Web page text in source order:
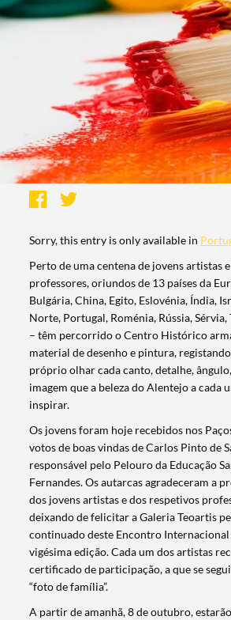
Sorry, this entry is only available in
Perto de uma centena de jovens artistas
professores, oriundos de 13 países da
Bulgária, China, Egito, Eslovénia, Índia,
Norte, Portugal, Roménia, Rússia,
– têm percorrido o Centro Histórico
material de desenho e pintura,
próprio olhar cada canto, detalhe,
imagem que a beleza do Alentejo a cada
inspirar.
Os jovens foram hoje recebidos nos
votos de boas vindas de Carlos Pinto de
responsável pelo Pelouro da Educação
Fernandes. Os autarcas agradeceram a
dos jovens artistas e dos respetivos
deixando de felicitar a Galeria Teoartis
continuado deste Encontro Internacional
vigésima edição. Cada um dos artistas
certificado de participação, a que se
“foto de família”.
A partir de amanhã, 8 de outubro,